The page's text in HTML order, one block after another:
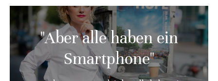
"Aber alle haben ein
Smartphone"